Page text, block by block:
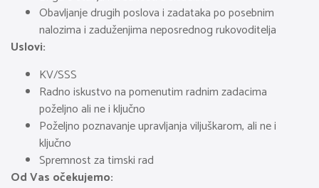
Obavljanje drugih poslova i zadataka po posebnim
nalozima i zaduženjima neposrednog rukovoditelja
Uslovi:
KV/SSS
Radno iskustvo na pomenutim radnim zadacima
poželjno ali ne i ključno
Poželjno poznavanje upravljanja viljuškarom, ali ne i
ključno
Spremnost za timski rad
Od Vas očekujemo: